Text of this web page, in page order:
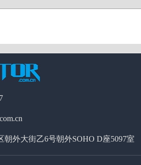
朝外大街乙6号朝外SOHO D座5097室